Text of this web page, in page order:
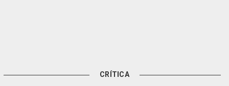
CRÍTICA